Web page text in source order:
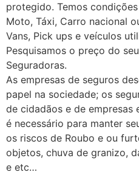
protegido. Temos
Moto, Táxi, Carro nacional
Vans, Pick ups e veículos
Pesquisamos o preço do
Seguradoras.
As empresas de seguros
papel na sociedade; os
de cidadãos e de empresas
é necessário para manter
os riscos de Roubo e ou
objetos, chuva de granizo,
e etc…